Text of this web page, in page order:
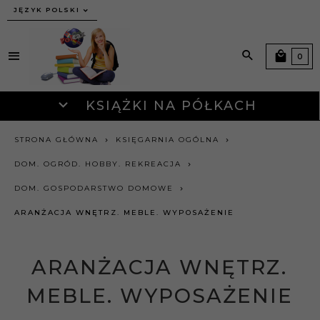
JĘZYK POLSKI
KSIĄŻKI NA PÓŁKACH
0
STRONA GŁÓWNA KSIĘGARNIA OGÓLNA
DOM. OGRÓD. HOBBY. REKREACJA
DOM. GOSPODARSTWO DOMOWE
ARANŻACJA WNĘTRZ. MEBLE. WYPOSAŻENIE
ARANŻACJA WNĘTRZ.
MEBLE. WYPOSAŻENIE